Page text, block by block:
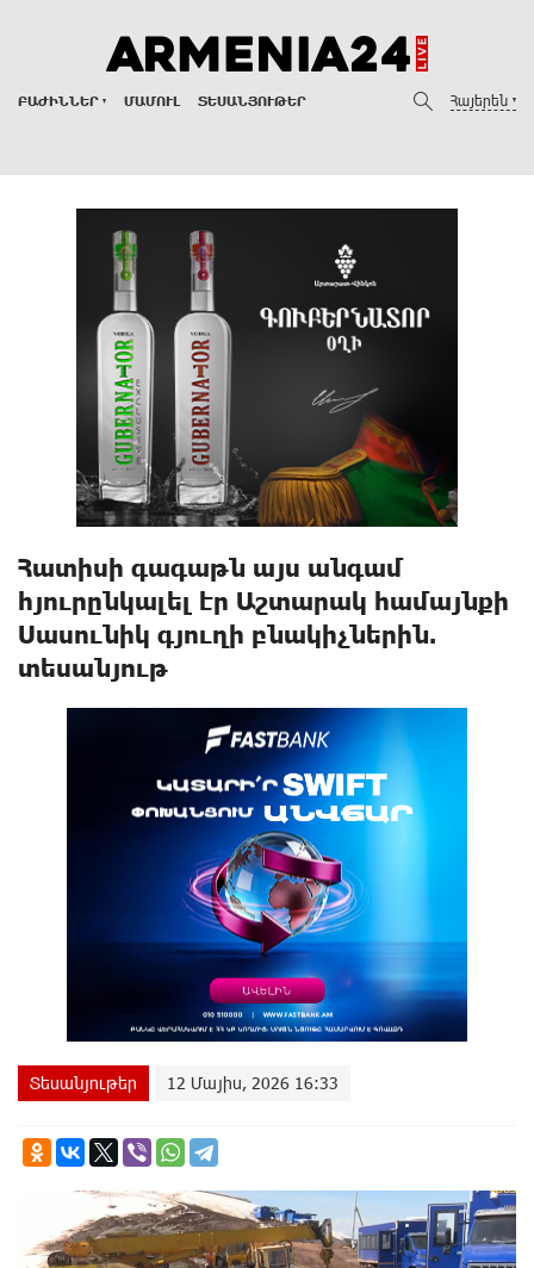
ԲԱԺԻՆՆԵՐ ՄԱՄՈՒԼ ՏԵՍԱՆՅՈՒԹԵՐ Հայերեն
Հատիսի գագաթն այս անգամ
հյուրընկալել էր Աշտարակ համայնքի
Սասունիկ գյուղի բնակիչներին.
տեսանյութ
Տեսանյութեր 12 Մայիս, 2026 16:33